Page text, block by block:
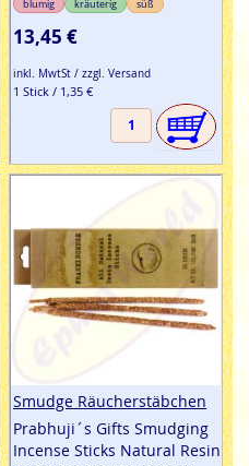
blumig kräuterig süß
13,45 €
inkl. MwtSt / zzgl. Versand
1 Stick / 1,35 €
Smudge Räucherstäbchen
Prabhuji´s Gifts Smudging
Incense Sticks Natural Resin